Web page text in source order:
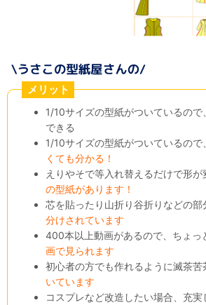
メリット
1/10サイズの型紙がついているので
できる
1/10サイズの型紙がついているので
くても分かる！
えりやそで等入れ替えるだけで形
の型紙があります！
芯を貼ったり山折り谷折りなどの
分けされています
400本以上動画があるので、ちょっ
画で見られます
初心者の方でも作れるように滅茶苦
いています
コスプレなど改造したい場合、充実